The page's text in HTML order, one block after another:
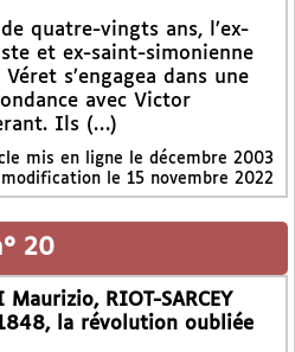
de quatre-vingts ans, l’ex-
et ex-saint-simonienne
Véret s’engagea dans une
avec Victor
Ils (…)
mis en ligne le décembre 2003
le 15 novembre 2022
20
Maurizio, RIOT-SARCEY
la révolution oubliée